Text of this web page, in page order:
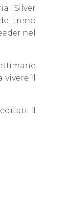
Silver
treno
nel
il
Il